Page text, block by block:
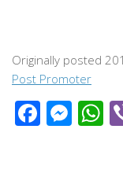
Originally posted
Post Promoter